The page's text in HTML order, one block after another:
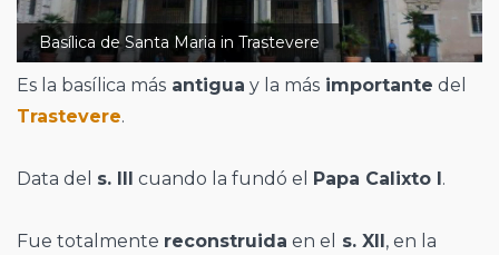
Basílica de Santa Maria in Trastevere
Es la basílica más antigua y la más importante del
Trastevere.
Data del s. III cuando la fundó el Papa Calixto I.
Fue totalmente reconstruida en el s. XII, en la